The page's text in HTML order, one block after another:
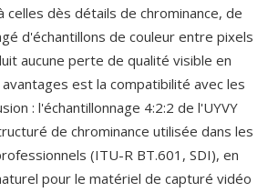
celles dès détails de chrominance, de
d'échantillons de couleur entre pixels
aucune perte de qualité visible en
est la compatibilité avec les
: l'échantillonnage 4:2:2 de l'UYVY
de chrominance utilisée dans les
(ITU-R BT.601, SDI), en
pour le matériel de capturé vidéo